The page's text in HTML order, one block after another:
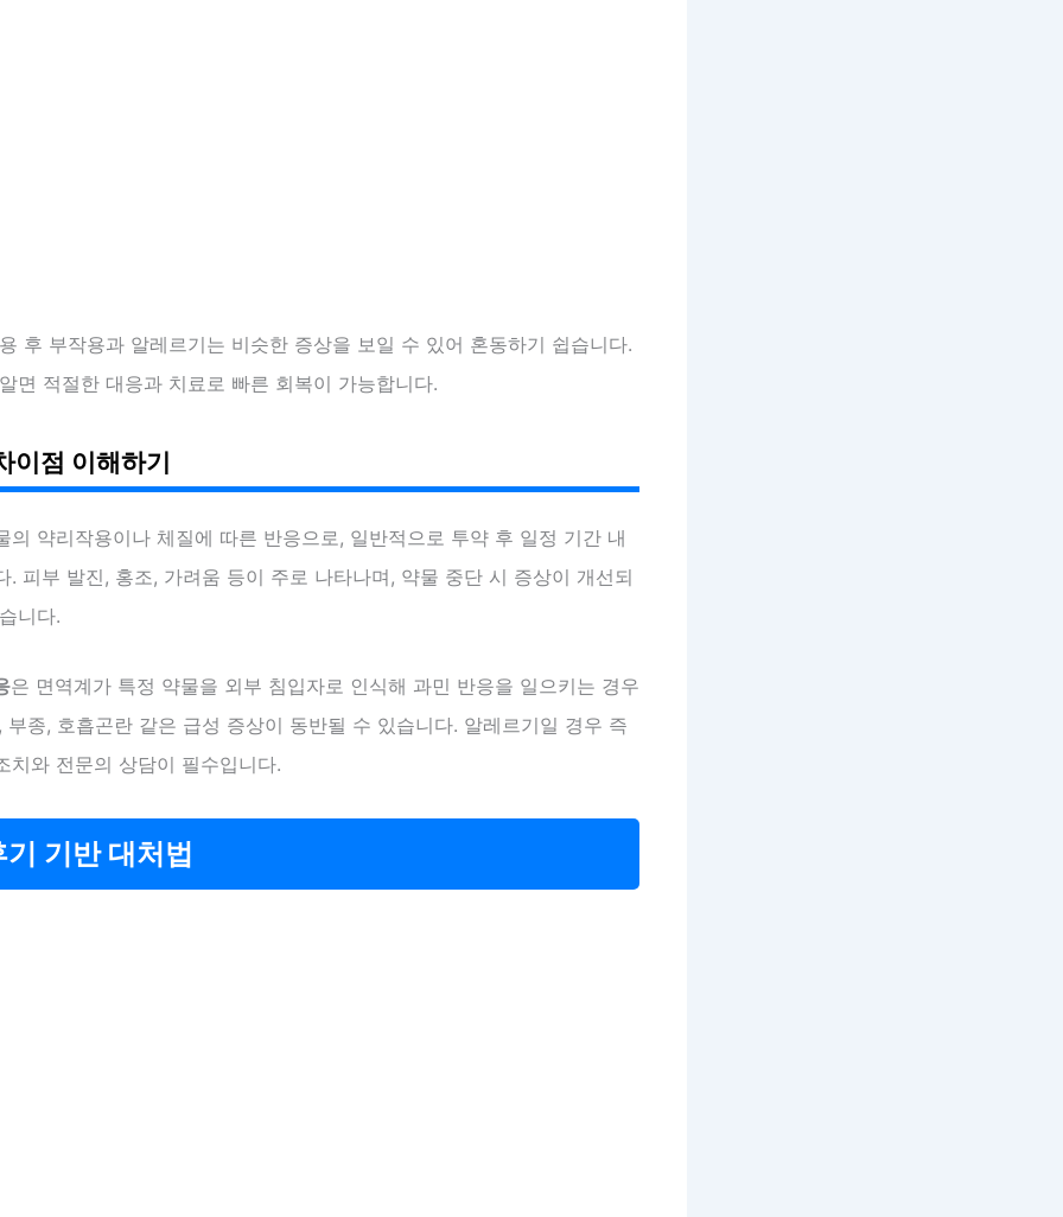
후 부작용과 알레르기는 비슷한 증상을 보일 수 있어 혼동하기 쉽습니다.
면 적절한 대응과 치료로 빠른 회복이 가능합니다.
이점 이해하기
의 약리작용이나 체질에 따른 반응으로, 일반적으로 투약 후 일정 기간 내
. 피부 발진, 홍조, 가려움 등이 주로 나타나며, 약물 중단 시 증상이 개선되
니다.
은 면역계가 특정 약물을 외부 침입자로 인식해 과민 반응을 일으키는 경우
부종, 호흡곤란 같은 급성 증상이 동반될 수 있습니다. 알레르기일 경우 즉
치와 전문의 상담이 필수입니다.
기반 대처법